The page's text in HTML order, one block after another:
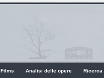
Films Analisi delle opere Ricerca